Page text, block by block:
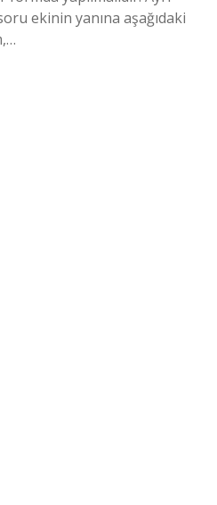
ekinin yanına aşağıdaki